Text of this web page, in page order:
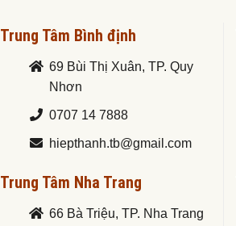
Trung Tâm Bình định
69 Bùi Thị Xuân, TP. Quy
Nhơn
0707 14 7888
hiepthanh.tb@gmail.com
Trung Tâm Nha Trang
66 Bà Triệu, TP. Nha Trang